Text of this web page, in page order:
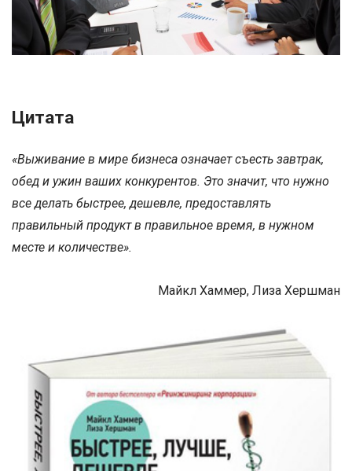
Цитата
«Выживание в мире бизнеса означает съесть завтрак,
обед и ужин ваших конкурентов. Это значит, что нужно
все делать быстрее, дешевле, предоставлять
правильный продукт в правильное время, в нужном
месте и количестве».
Майкл Хаммер, Лиза Хершман